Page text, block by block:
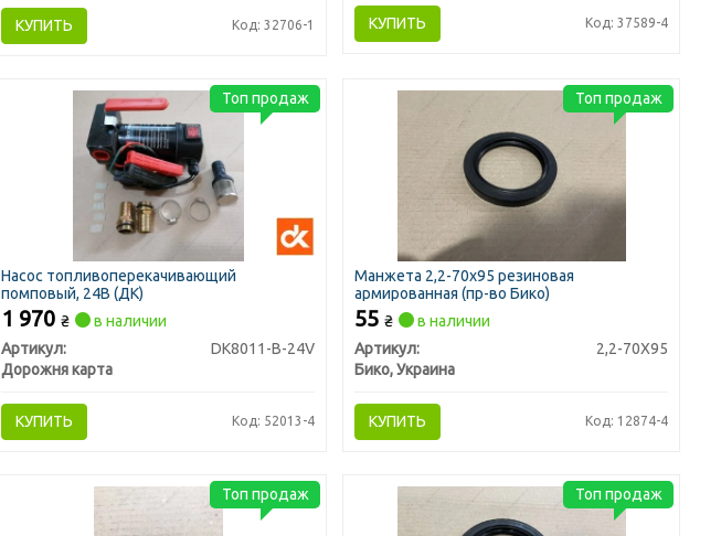
КУПИТЬ Код: 32706-1 КУПИТЬ Код: 37589-4
Насос топливоперекачивающий
помповый, 24В (ДК)
1 970₴
в наличии
Артикул:
DK8011-B-24V
Дорожня карта
КУПИТЬ Код: 52013-4
Топ продаж
Манжета 2,2-70х95 резиновая
армированная (пр-во Бико)
55₴
в наличии
Артикул:
2,2-70X95
Бико, Украина
КУПИТЬ Код: 12874-4
Топ продаж
Топ продаж Топ продаж